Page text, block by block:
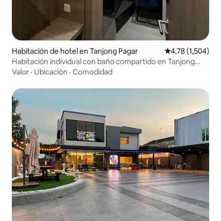
Habitación de hotel en Tanjong Pagar Calificación
4.78 (1,504)
Habitación individual con baño compartido en Tanjong
Pagar
Valor · Ubicación · Comodidad